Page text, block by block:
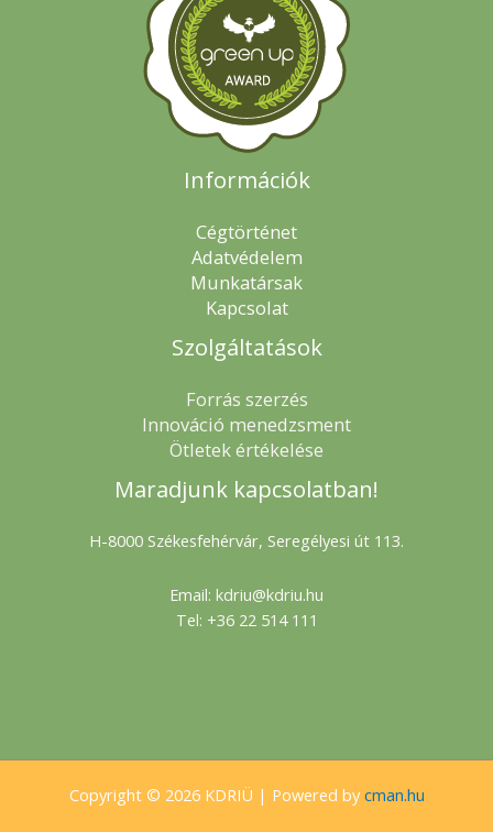
Információk
Cégtörténet
Adatvédelem
Munkatársak
Kapcsolat
Szolgáltatások
Forrás szerzés
Innováció menedzsment
Ötletek értékelése
Maradjunk kapcsolatban!
H-8000 Székesfehérvár, Seregélyesi út 113.
Email: kdriu@kdriu.hu
Tel: +36 22 514 111
Copyright © 2026 KDRIÜ | Powered by cman.hu